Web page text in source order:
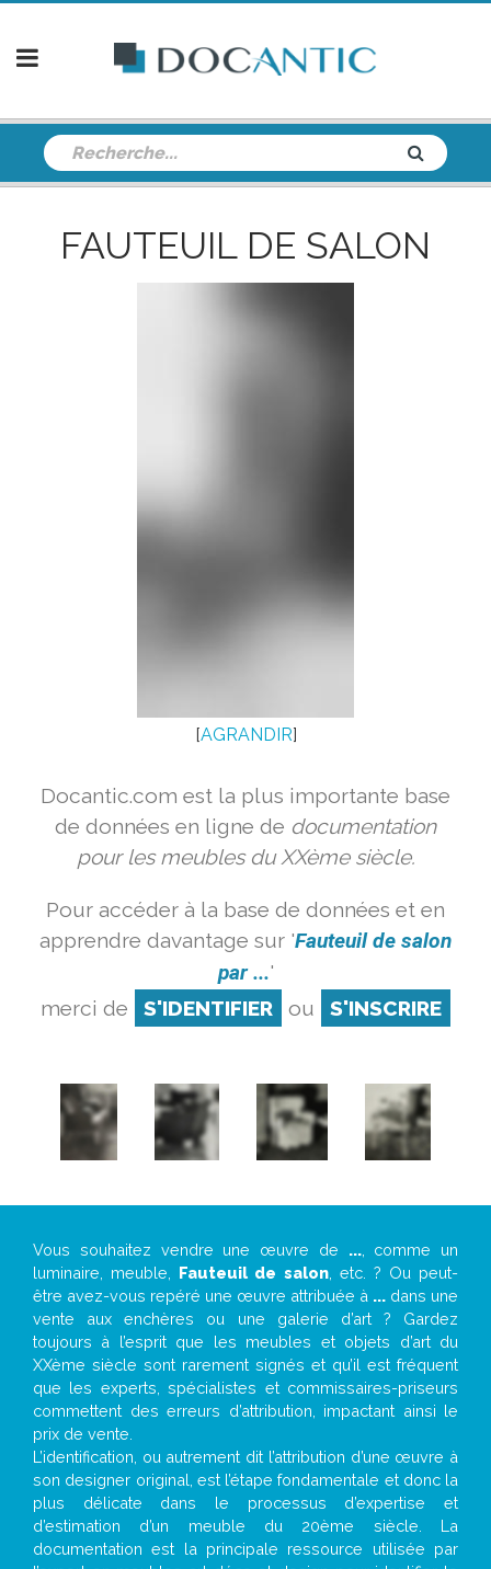
FAUTEUIL DE SALON
[AGRANDIR]
Docantic.com est la plus importante base
de données en ligne de documentation
pour les meubles du XXème siècle.
Pour accéder à la base de données et en
apprendre davantage sur 'Fauteuil de salon
par ...'
merci de
S'IDENTIFIER ou S'INSCRIRE
Vous souhaitez vendre une œuvre de ..., comme un
luminaire, meuble, Fauteuil de salon, etc. ? Ou peut-
être avez-vous repéré une œuvre attribuée à ... dans une
vente aux enchères ou une galerie d’art ? Gardez
toujours à l’esprit que les meubles et objets d’art du
XXème siècle sont rarement signés et qu’il est fréquent
que les experts, spécialistes et commissaires-priseurs
commettent des erreurs d’attribution, impactant ainsi le
prix de vente.
L’identification, ou autrement dit l’attribution d’une œuvre à
son designer original, est l’étape fondamentale et donc la
plus délicate dans le processus d’expertise et
d’estimation d’un meuble du 20ème siècle. La
documentation est la principale ressource utilisée par